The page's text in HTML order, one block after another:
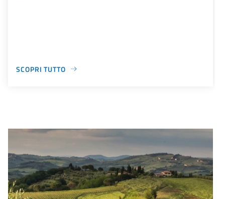
SCOPRI TUTTO